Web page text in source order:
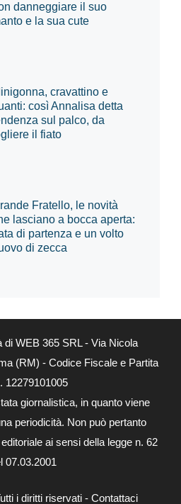
danneggiare il suo
e la sua cute
cravattino e
così Annalisa detta
sul palco, da
il fiato
Fratello, le novità
lasciano a bocca aperta:
di partenza e un volto
di zecca
di WEB 365 SRL - Via Nicola
(RM) - Codice Fiscale e Partita
12279101005
giornalistica, in quanto viene
periodicità. Non può pertanto
ai sensi della legge n. 62
07.03.2001
i diritti riservati - Contattaci